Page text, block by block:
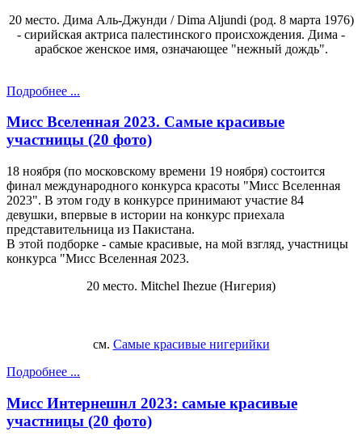
20 место. Дима Аль-Джунди / Dima Aljundi (род. 8 марта 1976)
- сирийская актриса палестинского происхождения. Дима -
арабское женское имя, означающее "нежный дождь".
Подробнее ...
Мисс Вселенная 2023. Самые красивые
участницы (20 фото)
18 ноября (по московскому времени 19 ноября) состоится
финал международного конкурса красоты "Мисс Вселенная
2023". В этом году в конкурсе принимают участие 84
девушки, впервые в истории на конкурс приехала
представительница из Пакистана.
В этой подборке - самые красивые, на мой взгляд, участницы
конкурса "Мисс Вселенная 2023.
20 место. Mitchel Ihezue (Нигерия)
см. Самые красивые нигерийки
Подробнее ...
Мисс Интернешнл 2023: самые красивые
участницы (20 фото)